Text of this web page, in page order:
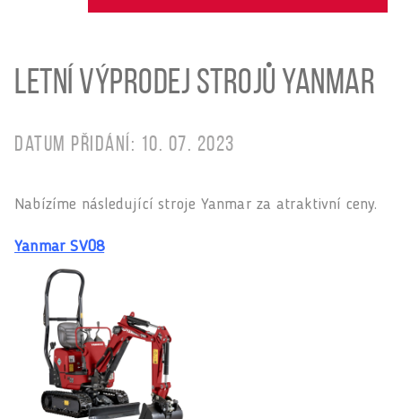
Letní výprodej strojů Yanmar
Datum přidání: 10. 07. 2023
Nabízíme následující stroje Yanmar za atraktivní ceny.
Yanmar SV08